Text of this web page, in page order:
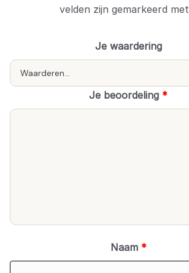
velden zijn gemarkeerd met
Je waardering
Je beoordeling *
Naam *